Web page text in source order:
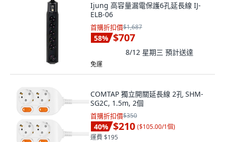
Ijung 高容量漏電保護6孔延長線 IJ-
ELB-06
首購折扣價$1,687
58% $707
8/12 星期三 預計送達
免運
COMTAP 獨立開關延長線 2孔 SHM-
SG2C, 1.5m, 2個
首購折扣價$350
40% $210 ($105.00/1個)
運費 $195